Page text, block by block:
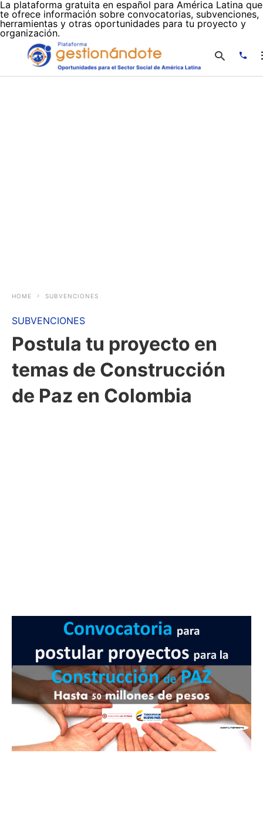
La plataforma gratuita en español para América Latina que
te ofrece información sobre convocatorias, subvenciones,
herramientas y otras oportunidades para tu proyecto y
organización.
HOME SUBVENCIONES
SUBVENCIONES
Postula tu proyecto en
temas de Construcción
de Paz en Colombia